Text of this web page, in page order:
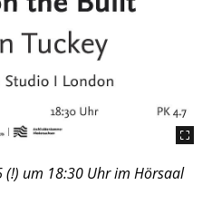
(!) um 18:30 Uhr im Hörsaal